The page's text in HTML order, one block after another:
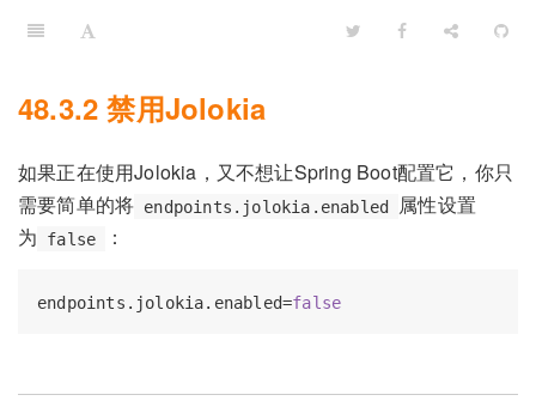
48.3.2 禁用Jolokia
如果正在使用Jolokia，又不想让Spring Boot配置它，你只
需要简单的将 endpoints.jolokia.enabled
属性设置
为
false ：
endpoints.jolokia.enabled=false